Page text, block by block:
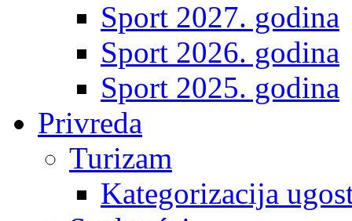
Sport 2027. godina
Sport 2026. godina
Sport 2025. godina
Privreda
Turizam
Kategorizacija